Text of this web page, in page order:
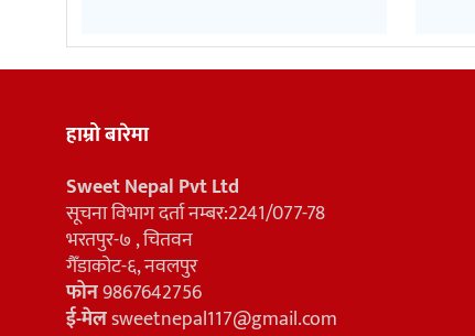
हाम्रो बारेमा
Sweet Nepal Pvt Ltd
सूचना विभाग दर्ता नम्बर:2241/077-78
भरतपुर-७ , चितवन
गैँडाकोट-६, नवलपुर
फोन9867642756
ई-मेलsweetnepal117@gmail.com